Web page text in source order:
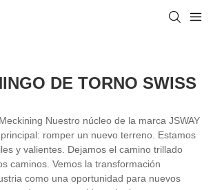
DE TORNO SWISS
Nuestro núcleo de la marca JSWAY
romper un nuevo terreno. Estamos
y valientes. Dejamos el camino trillado
caminos. Vemos la transformación
como una oportunidad para nuevos